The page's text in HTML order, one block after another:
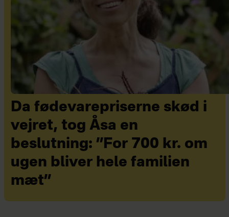
Da fødevarepriserne skød i
vejret, tog Åsa en
beslutning: ”For 700 kr. om
ugen bliver hele familien
mæt”